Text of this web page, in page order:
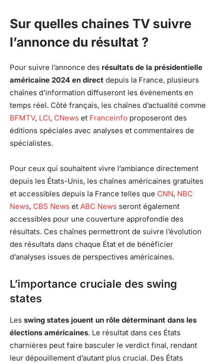
Sur quelles chaines TV suivre
l’annonce du résultat ?
Pour suivre l’annonce des résultats de la présidentielle
américaine 2024 en direct depuis la France, plusieurs
chaînes d’information diffuseront les événements en
temps réel. Côté français, les chaînes d’actualité comme
BFMTV, LCI, CNews et Franceinfo proposeront des
éditions spéciales avec analyses et commentaires de
spécialistes.
Pour ceux qui souhaitent vivre l’ambiance directement
depuis les États-Unis, les chaînes américaines gratuites
et accessibles depuis la France telles que CNN, NBC
News, CBS News et ABC News seront également
accessibles pour une couverture approfondie des
résultats. Ces chaînes permettront de suivre l’évolution
des résultats dans chaque État et de bénéficier
d’analyses issues de perspectives américaines.
L’importance cruciale des swing
states
Les swing states jouent un rôle déterminant dans les
élections américaines. Le résultat dans ces États
charnières peut faire basculer le verdict final, rendant
leur dépouillement d’autant plus crucial. Des États